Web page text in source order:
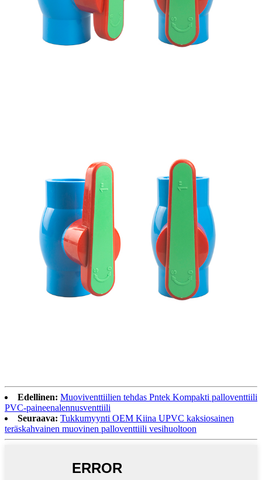
Edellinen: Muoviventtiilien tehdas Pntek Kompakti palloventtiili
PVC-paineenalennusventtiili
Seuraava: Tukkumyynti OEM Kiina UPVC kaksiosainen
teräskahvainen muovinen palloventtiili vesihuoltoon